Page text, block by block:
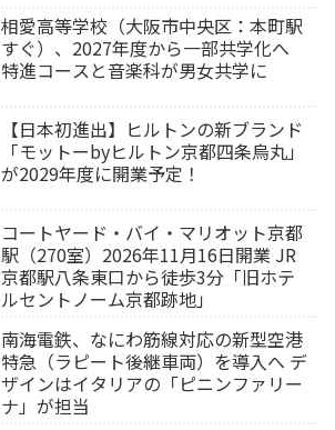
相愛高等学校（大阪市中央区：本町駅
すぐ）、2027年度から一部共学化へ
特進コースと音楽科が男女共学に
【日本初進出】ヒルトンの新ブランド
「モットーbyヒルトン京都四条烏丸」
が2029年度に開業予定！
コートヤード・バイ・マリオット京都
駅（270室）2026年11月16日開業 JR
京都駅八条東口から徒歩3分「旧ホテ
ルセントノーム京都跡地」
南海電鉄、なにわ筋線対応の新型空港
特急（ラピート後継車両）を導入へ デ
ザインはイタリアの「ピニンファリー
ナ」が担当